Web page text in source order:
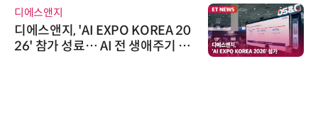
디에스앤지
디에스앤지, 'AI EXPO KOREA 20
26' 참가 성료… AI 전 생애주기 아